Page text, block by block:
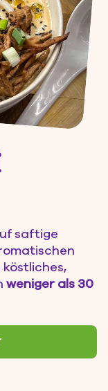
saftige
köstliches,
weniger als 30